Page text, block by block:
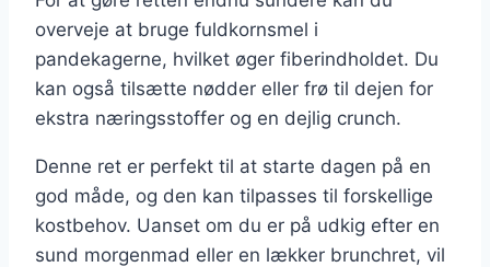
overveje at bruge fuldkornsmel i
pandekagerne, hvilket øger fiberindholdet. Du
kan også tilsætte nødder eller frø til dejen for
ekstra næringsstoffer og en dejlig crunch.
Denne ret er perfekt til at starte dagen på en
god måde, og den kan tilpasses til forskellige
kostbehov. Uanset om du er på udkig efter en
sund morgenmad eller en lækker brunchret, vil